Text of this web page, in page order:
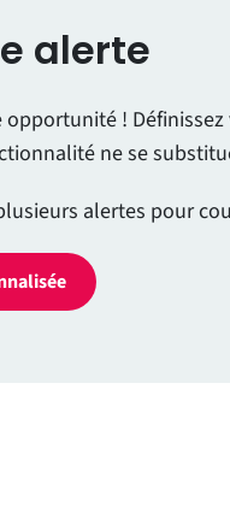
alerte
!
ne se
alertes pour